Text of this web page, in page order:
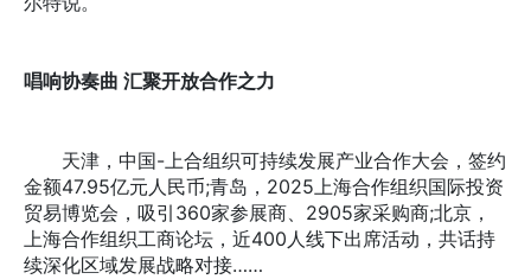
唱响协奏曲 汇聚开放合作之力
天津，中国-上合组织可持续发展产业合作大会，签约
金额47.95亿元人民币;青岛，2025上海合作组织国际投资
贸易博览会，吸引360家参展商、2905家采购商;北京，
上海合作组织工商论坛，近400人线下出席活动，共话持
续深化区域发展战略对接……